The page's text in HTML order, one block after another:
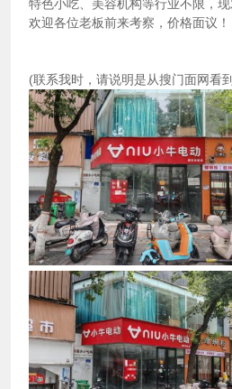
特色小吃、美容机构等行业不限，
欢迎各位老板前来考察，价格面议！
(联系我时，请说明是从搜门面网看